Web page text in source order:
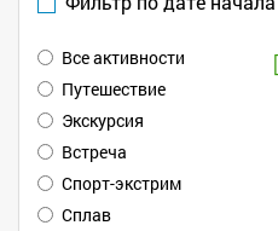
Все активности
Путешествие
Экскурсия
Встреча
Спорт-экстрим
Сплав